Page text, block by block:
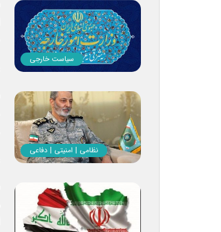
سیاست خارجی
نظامی | امنیتی | دفاعی